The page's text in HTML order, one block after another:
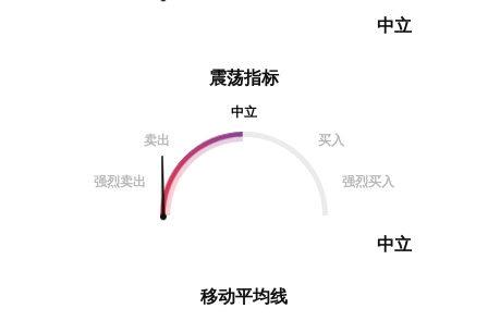
震荡指标
中立
卖出
买入
强烈卖出 强烈买入
中立
中立
移动平均线